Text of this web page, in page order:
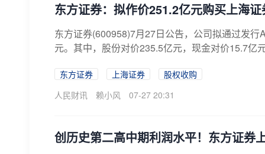
东方证券：拟作价251.2亿元购买上海
东方证券(600958)7月27日公告，公司拟通过发
元。其中，股份对价235.5亿元，现金对价15.7亿
东方证券 上海证券
股权收购
人民财讯
赖小风 07-27 20:31
创历史第二高中期利润水平！东方证券